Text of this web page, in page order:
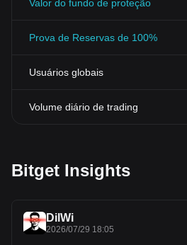
Valor do fundo de proteção
Prova de Reservas de 100%
Usuários globais
Volume diário de trading
Bitget Insights
DilWi
2026/07/29 18:05